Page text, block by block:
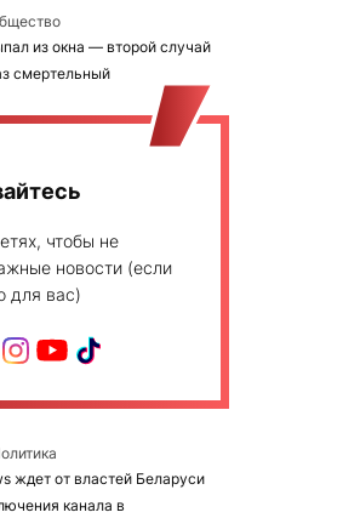
из окна — второй случай
смертельный
чтобы не
новости (если
для вас)
ждет от властей Беларуси
канала в